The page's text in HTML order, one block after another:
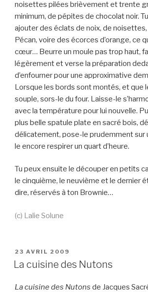
noisettes pilées brièvement et trente
minimum, de pépites de chocolat noir.
ajouter des éclats de noix, de noisettes,
Pécan, voire des écorces d’orange, ce
cœur… Beurre un moule pas trop haut,
légèrement et verse la préparation
d’enfourner pour une approximative
Lorsque les bords sont montés, et
souple, sors-le du four. Laisse-le
avec la température pour lui nouvelle.
plus belle spatule plate en sacré bois,
délicatement, pose-le prudemment sur
le encore respirer un quart d’heure.
Tu peux ensuite le découper en petits
le cinquième, le neuvième et le dernier
dire, réservés à ton Brownie…
(c) Lalie Solune
PUBLIÉ
LE
23 AVRIL 2009
La cuisine des Nutons
La cuisine des Nutons de Jacques